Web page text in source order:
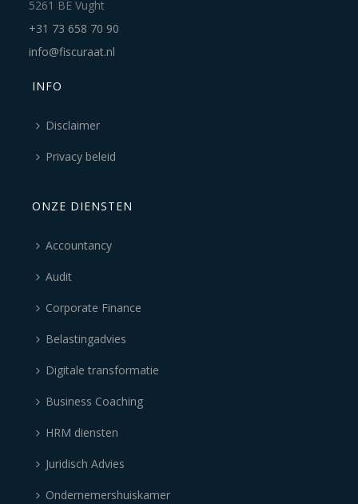
5261 BE Vught
+31 73 658 70 90
info@fiscuraat.nl
INFO
Disclaimer
Privacy beleid
ONZE DIENSTEN
Accountancy
Audit
Corporate Finance
Belastingadvies
Digitale transformatie
Business Coaching
HRM diensten
Juridisch Advies
Ondernemershuiskamer